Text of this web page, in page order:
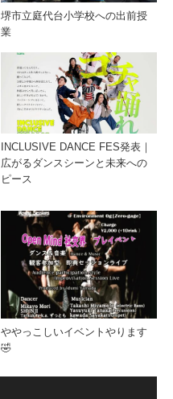
堺市立庭代台小学校への出前授
業
INCLUSIVE DANCE FES発表｜
広がるダンスシーンと未来への
ピース
ややっこしいイベントやります
🤣